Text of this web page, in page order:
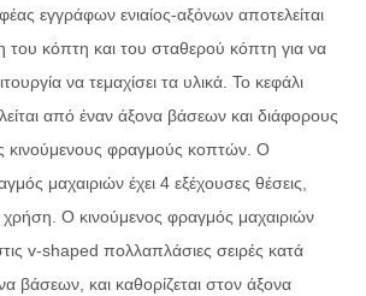
εγγράφων ενιαίος-αξόνων αποτελείται
του κόπτη και του σταθερού κόπτη για να
να τεμαχίσει τα υλικά. Το κεφάλι
από έναν άξονα βάσεων και διάφορους
κινούμενους φραγμούς κοπτών. Ο
μαχαιριών έχει 4 εξέχουσες θέσεις,
χρήση. Ο κινούμενος φραγμός μαχαιριών
v-shaped πολλαπλάσιες σειρές κατά
βάσεων, και καθορίζεται στον άξονα